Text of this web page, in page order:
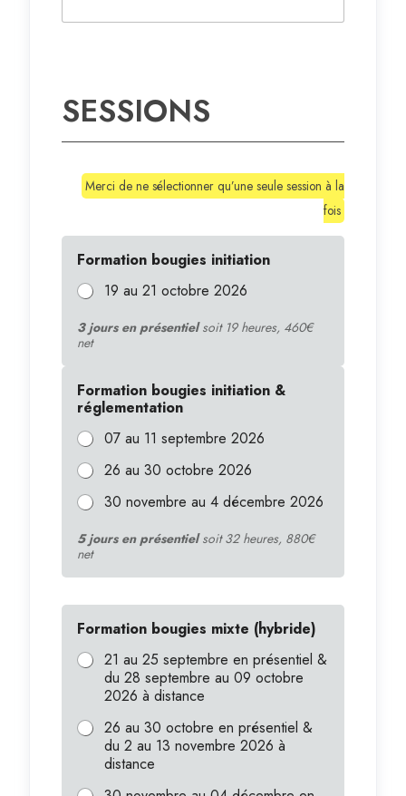
SESSIONS
Merci de ne sélectionner qu’une seule session à la
fois
Formation bougies initiation
19 au 21 octobre 2026
3 jours en présentielsoit 19 heures, 460€
net
Formation bougies initiation &
réglementation
07 au 11 septembre 2026
26 au 30 octobre 2026
30 novembre au 4 décembre 2026
5 jours en présentielsoit 32 heures, 880€
net
Formation bougies mixte (hybride)
21 au 25 septembre en présentiel &
du 28 septembre au 09 octobre
2026 à distance
26 au 30 octobre en présentiel &
du 2 au 13 novembre 2026 à
distance